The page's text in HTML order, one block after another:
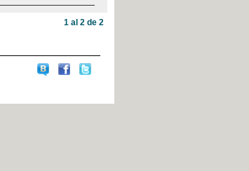
1 al 2 de 2